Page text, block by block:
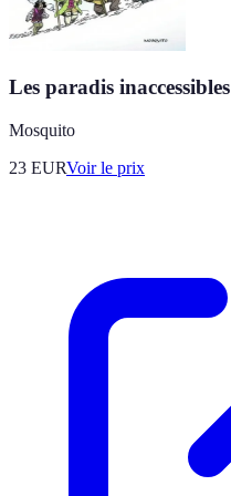
Les paradis inaccessibles
Mosquito
23 EURVoir le prix